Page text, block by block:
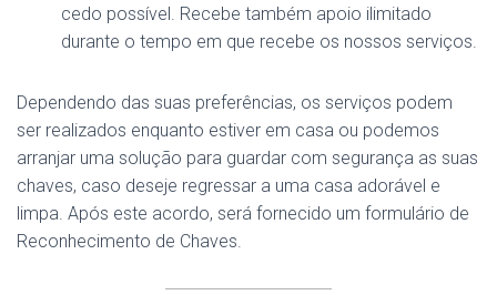
cedo possível. Recebe também apoio ilimitado
durante o tempo em que recebe os nossos serviços.
Dependendo das suas preferências, os serviços podem
ser realizados enquanto estiver em casa ou podemos
arranjar uma solução para guardar com segurança as suas
chaves, caso deseje regressar a uma casa adorável e
limpa. Após este acordo, será fornecido um formulário de
Reconhecimento de Chaves.